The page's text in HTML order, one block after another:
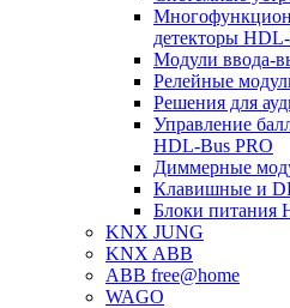
детекторы
Модули ввода-
Релейные
Решения для
Управление
HDL-Bus PRO
Диммерные
Клавишные и
Блоки питания
KNX JUNG
KNX ABB
ABB free@home
WAGO